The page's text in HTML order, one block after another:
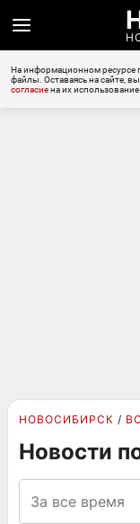
На информационном ресурсе
файлы. Оставаясь на сайте,
согласиена их использование.
НОВОСИБИРСК
Новости